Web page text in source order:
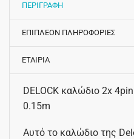
ΠΕΡΙΓΡΑΦΗ
ΕΠΙΠΛΕΟΝ ΠΛΗΡΟΦΟΡΙΕΣ
ΕΤΑΙΡΙΑ
DELOCK καλώδιο 2x
0.15m
Αυτό το καλώδιο της